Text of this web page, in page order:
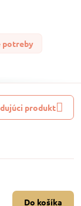
potreby
produkt
Do košíka